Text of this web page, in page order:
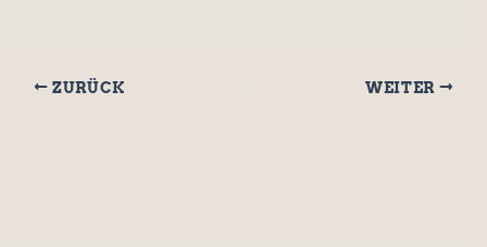
ZURÜCK WEITER